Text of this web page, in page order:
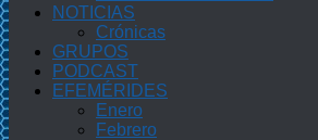
NOTICIAS
Crónicas
GRUPOS
PODCAST
EFEMÉRIDES
Enero
Febrero